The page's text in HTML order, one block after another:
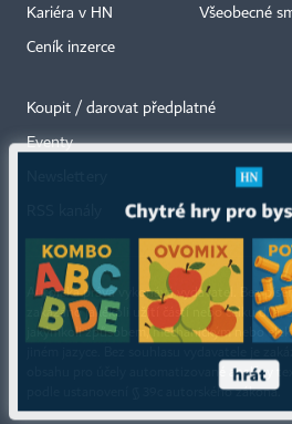
Kariéra v HN
Ceník inzerce
Všeobecné
Koupit / darovat předplatné
Eventy
Autorská práva vykonává vydavatel. Bez
zakázáno jakékoli užití částí nebo celku díla,
jakýmkoli způsobem, mechanickým nebo
obsahu pro účely automatizované analýzy
podle ustanovení § 39c autorského zákona.